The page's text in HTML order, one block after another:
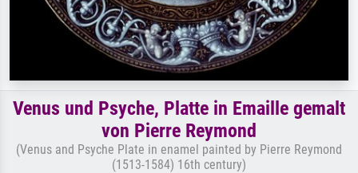
Venus und Psyche, Platte in Emaille gemalt
von Pierre Reymond
(Venus and Psyche Plate in enamel painted by Pierre Reymond
(1513-1584) 16th century)